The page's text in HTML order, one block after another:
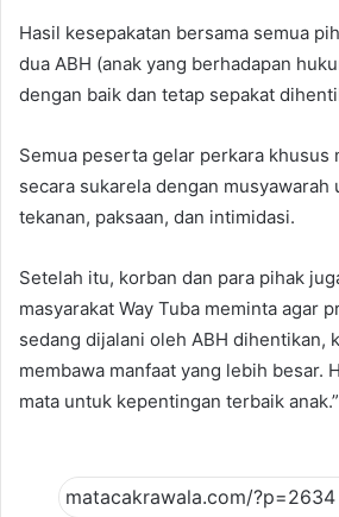
Hasil kesepakatan bersama semua
dua ABH (anak yang berhadapan
dengan baik dan tetap sepakat
Semua peserta gelar perkara khusus
secara sukarela dengan musyawarah
tekanan, paksaan, dan intimidasi.
Setelah itu, korban dan para pihak
masyarakat Way Tuba meminta agar
sedang dijalani oleh ABH dihentikan,
membawa manfaat yang lebih besar.
mata untuk kepentingan terbaik